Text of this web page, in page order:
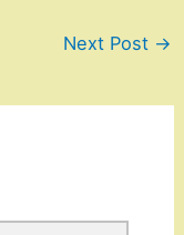
Next Post →